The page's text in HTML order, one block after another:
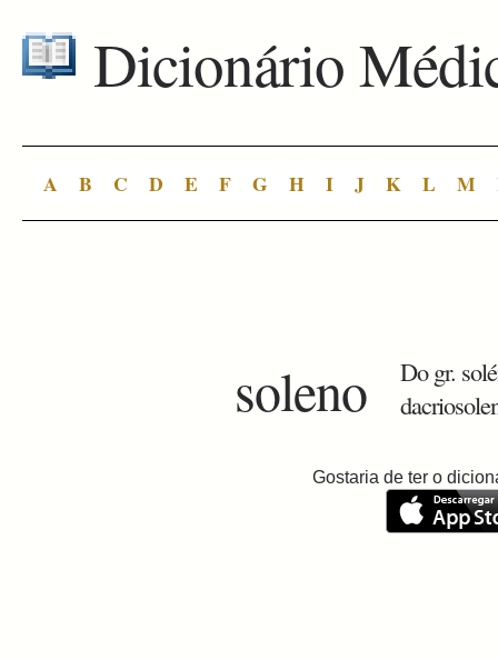
Dicionário
A B C D E F G H I J K L M
soleno
Do gr.
Gostaria de ter o